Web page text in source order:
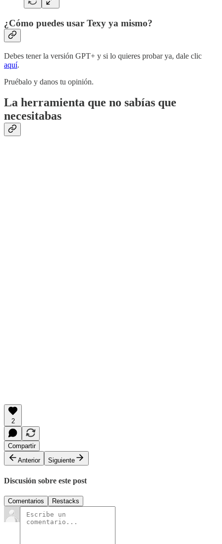
¿Cómo puedes usar Texy ya mismo?
Debes tener la versión GPT+ y si lo quieres probar ya, dale clic
aquí.
Pruébalo y danos tu opinión.
La herramienta que no sabías que
necesitabas
2
Compartir
Anterior
Siguiente
Discusión sobre este post
Comentarios Restacks